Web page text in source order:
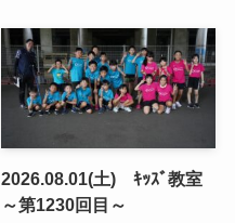
2026.08.01(土) ｷｯｽﾞ教室
～第1230回目～